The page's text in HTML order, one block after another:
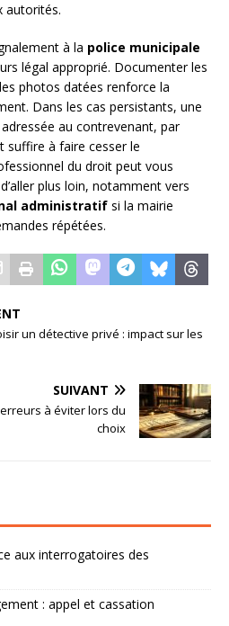
autorités.
à la police municipale
légal approprié. Documenter les
photos datées renforce la
Dans les cas persistants, une
au contrevenant, par
suffire à faire cesser le
du droit peut vous
plus loin, notamment vers
administratif si la mairie
répétées.
un détective privé : impact sur les
SUIVANT
à éviter lors du
choix
aux interrogatoires des
: appel et cassation